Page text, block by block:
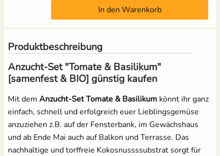
In den Warenkorb
Produktbeschreibung
Anzucht-Set "Tomate & Basilikum"
[samenfest & BIO] günstig kaufen
Mit dem Anzucht-Set Tomate & Basilikum könnt ihr ganz
einfach, schnell und erfolgreich euer Lieblingsgemüse
anzuziehen z.B. auf der Fensterbank, im Gewächshaus
und ab Ende Mai auch auf Balkon und Terrasse. Das
nachhaltige und torffreie Kokosnussssubstrat sorgt für
Pastinake
Porree/ Lauch
Radieschen
Rote Bete
Tomatensamen Set